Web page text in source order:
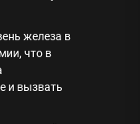
железа в
что в
и вызвать